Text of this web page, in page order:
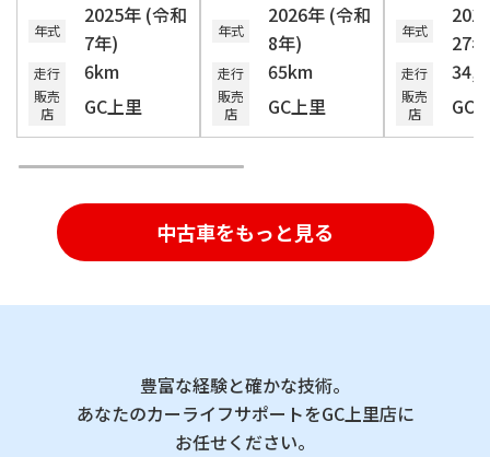
年式
2025年 (令和
7年)
走行 6km
販売
店
GC上里
年式
2026年 (令和
8年)
走行 65km
販売
店
GC上里
年式
27
走行
販売
店
GC
中古車をもっと見る
豊富な経験と確かな技術。
あなたのカーライフサポートをGC上里店に
お任せください。